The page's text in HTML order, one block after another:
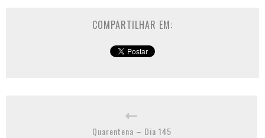
COMPARTILHAR EM:
Quarentena – Dia 145